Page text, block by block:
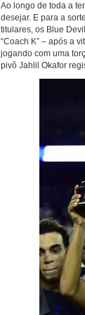
Ao longo de toda a
desejar. E para a
titulares, os Blue
“Coach K” – após a
jogando com uma
pivô Jahlil Okafor